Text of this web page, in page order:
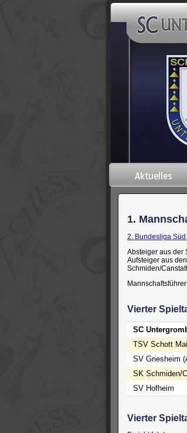
Navigation
überspringen
Aktuelles
1.
2. Bundesliga
Absteiger aus der
Aufsteiger aus
Schmiden/
Vierter
SC
TSV Schott
SV Griesheim
SK Schmiden/
SV Hofheim
Vierter